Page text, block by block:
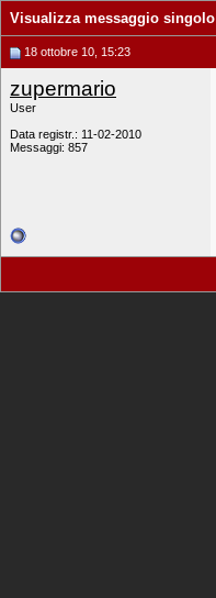
Visualizza messaggio singolo
18 ottobre 10, 15:23
zupermario
User
Data registr.: 11-02-2010
Messaggi: 857